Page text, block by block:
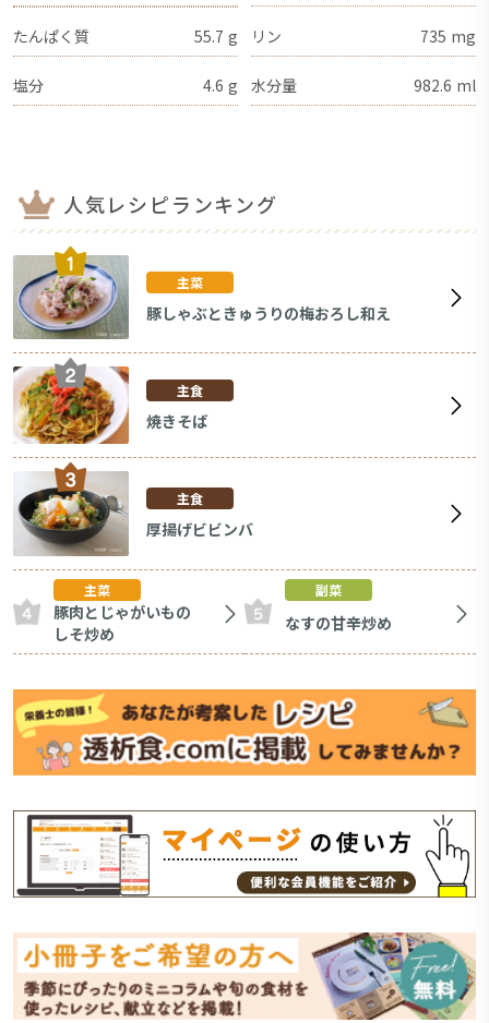
たんぱく質 55.7 g リン 735 mg
塩分 4.6 g 水分量 982.6 ml
人気レシピランキング
主菜
豚しゃぶときゅうりの梅おろし和え
主食
焼きそば
主食
厚揚げビビンバ
主菜
豚肉とじゃがいもの
しそ炒め
副菜
なすの甘辛炒め